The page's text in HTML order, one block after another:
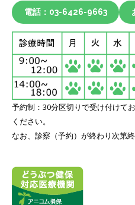
電話：03-6426-9663
予約制：30分区切りで受け付けて
ください。
なお、診察（予約）が終わり次第